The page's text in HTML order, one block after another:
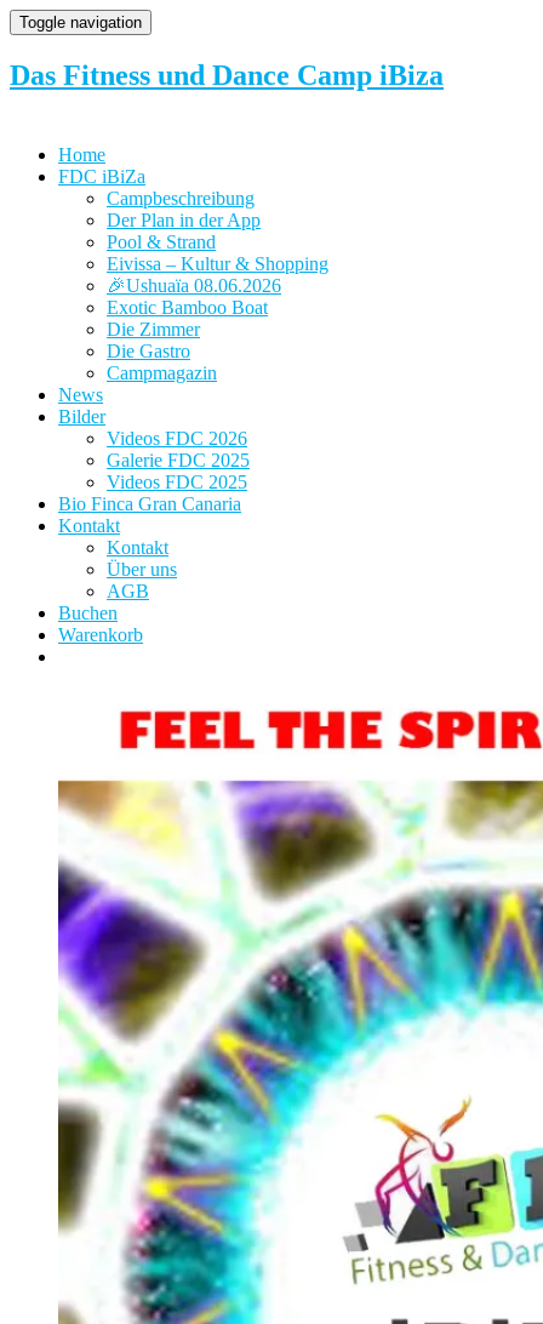
Toggle navigation
Das Fitness und Dance Camp iBiza
Home
FDC iBiZa
Campbeschreibung
Der Plan in der App
Pool & Strand
Eivissa – Kultur & Shopping
🎉Ushuaïa 08.06.2026
Exotic Bamboo Boat
Die Zimmer
Die Gastro
Campmagazin
News
Bilder
Videos FDC 2026
Galerie FDC 2025
Videos FDC 2025
Bio Finca Gran Canaria
Kontakt
Kontakt
Über uns
AGB
Buchen
Warenkorb